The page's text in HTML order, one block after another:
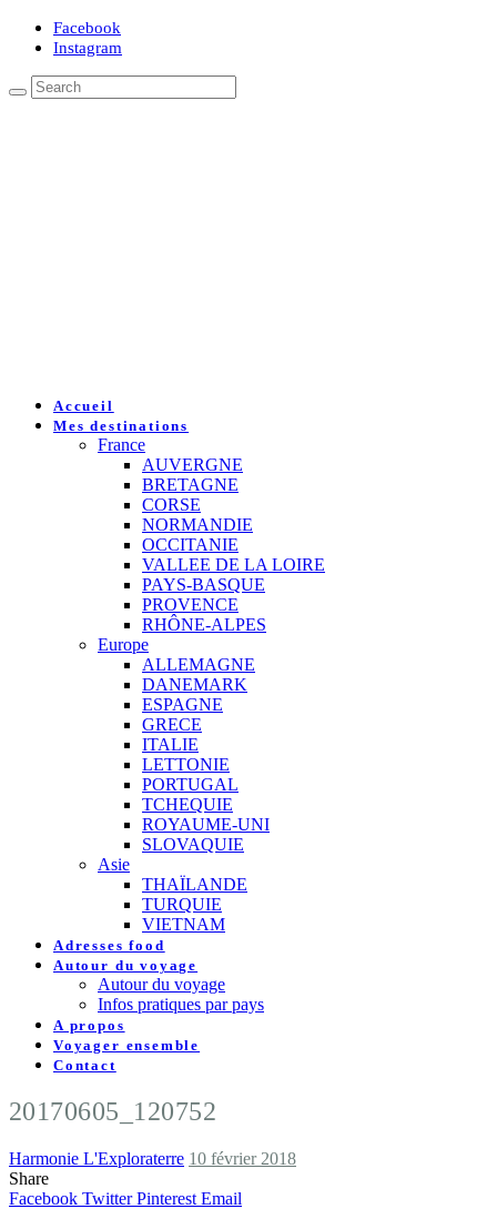
Facebook
Instagram
Accueil
Mes destinations
France
AUVERGNE
BRETAGNE
CORSE
NORMANDIE
OCCITANIE
VALLEE DE LA LOIRE
PAYS-BASQUE
PROVENCE
RHÔNE-ALPES
Europe
ALLEMAGNE
DANEMARK
ESPAGNE
GRECE
ITALIE
LETTONIE
PORTUGAL
TCHEQUIE
ROYAUME-UNI
SLOVAQUIE
Asie
THAÏLANDE
TURQUIE
VIETNAM
Adresses food
Autour du voyage
Autour du voyage
Infos pratiques par pays
A propos
Voyager ensemble
Contact
20170605_120752
Harmonie L'Exploraterre 10 février 2018
Share
Facebook Twitter Pinterest Email